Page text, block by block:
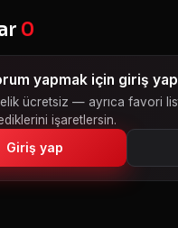
0
yapmak için giriş yap
ücretsiz — ayrıca favori
işaretlersin.
Giriş yap